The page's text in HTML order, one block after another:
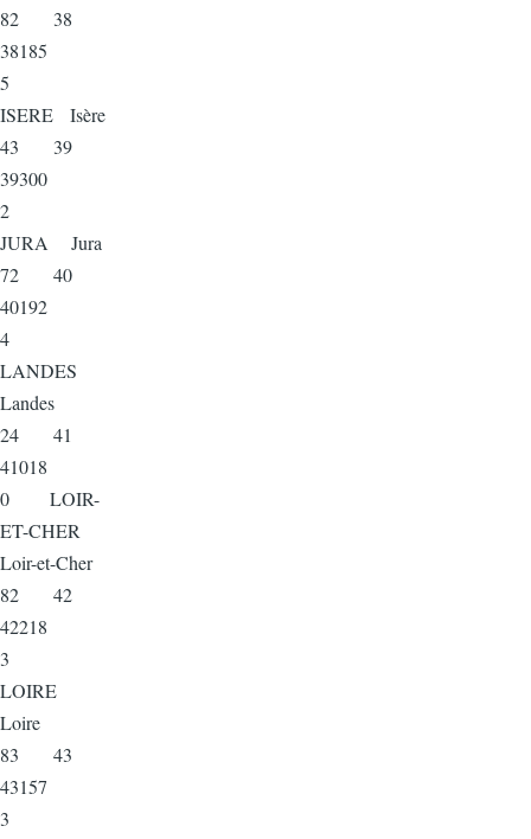
82 38
38185
5
ISERE Isère
43 39
39300
2
JURA Jura
72 40
40192
4
LANDES
Landes
24 41
41018
0 LOIR-
ET-CHER
Loir-et-Cher
82 42
42218
3
LOIRE
Loire
83 43
43157
3